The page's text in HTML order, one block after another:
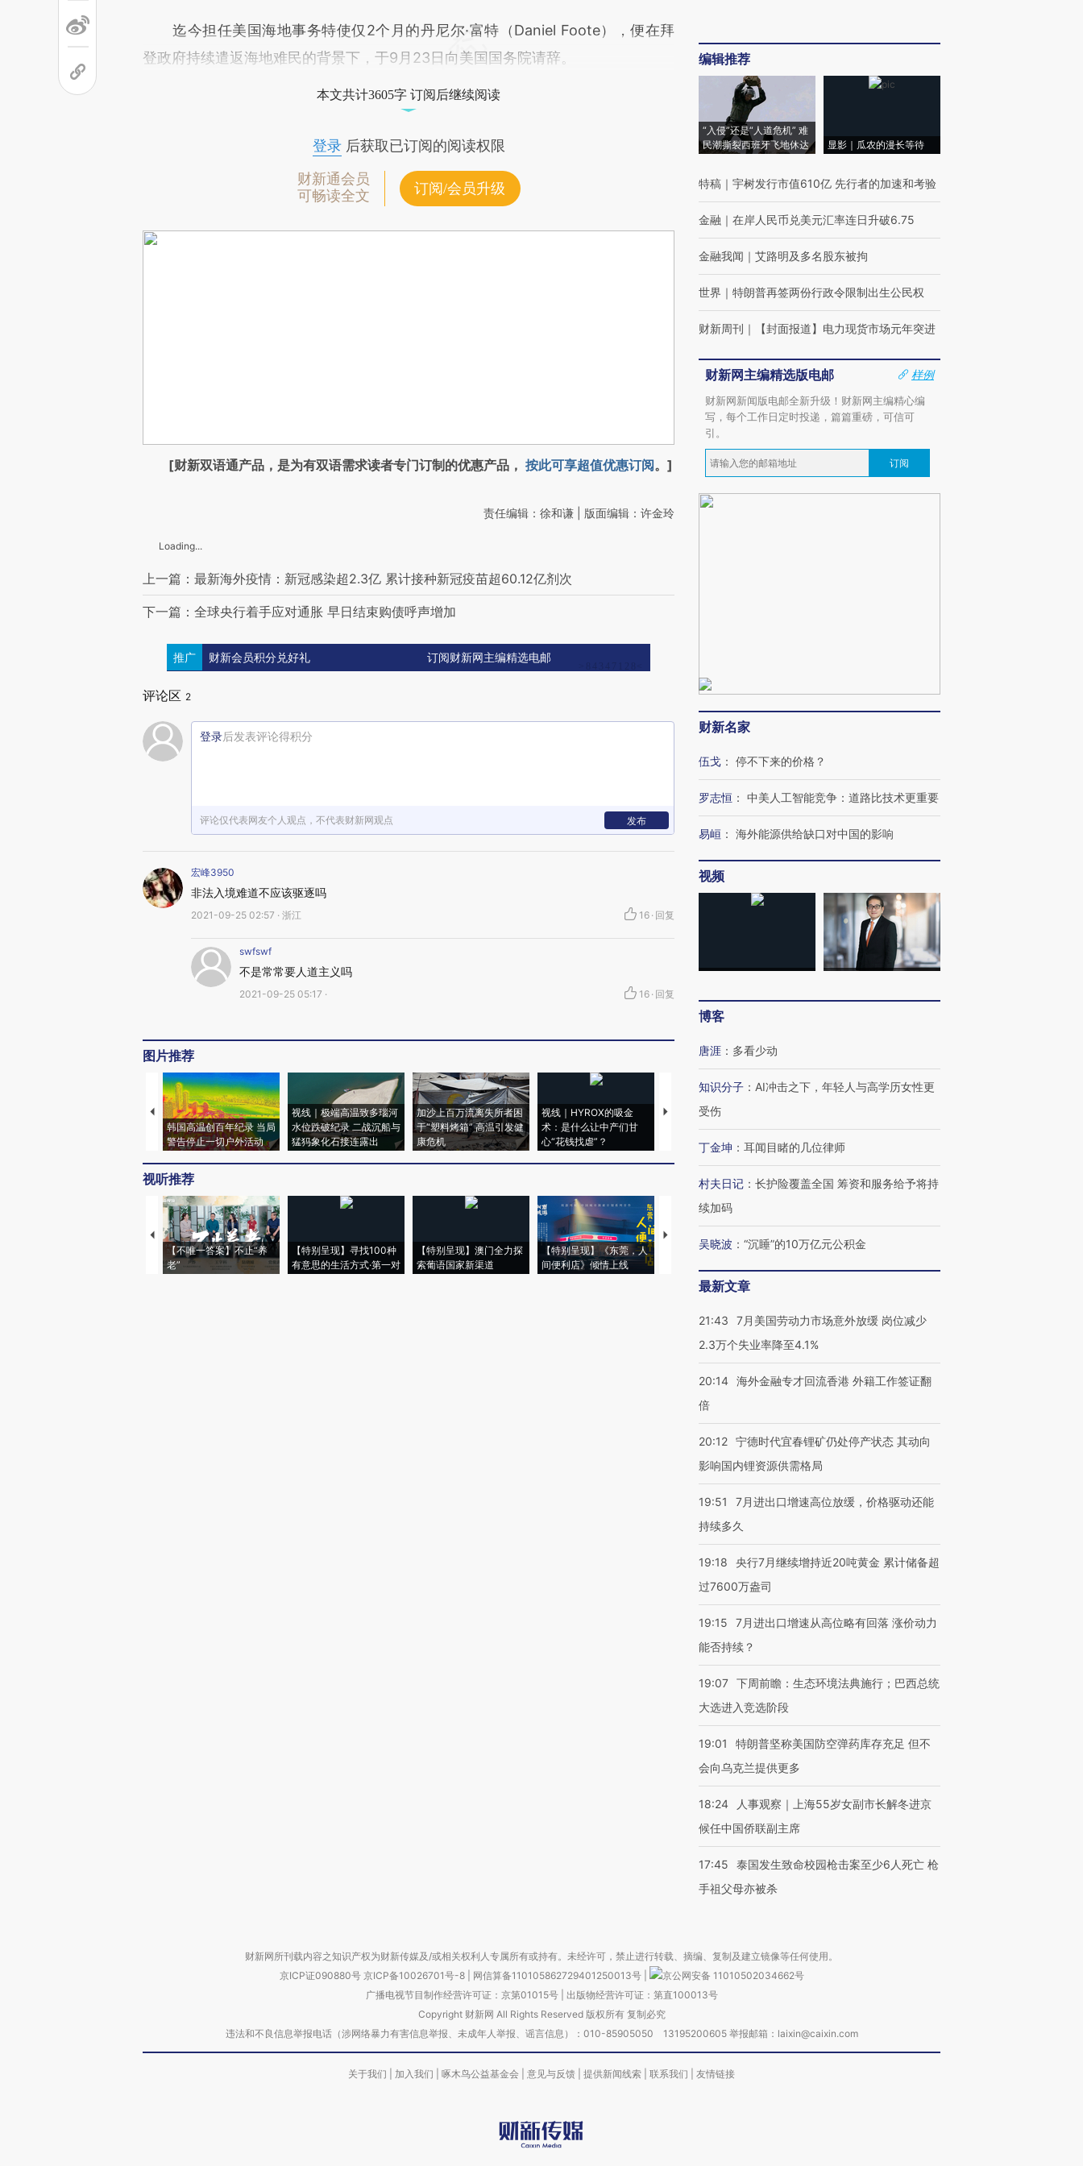
迄今担任美国海地事务特使仅2个月的丹尼尔·富特（Daniel Foote），便在拜
登政府持续遣返海地难民的背景下，于9月23日向美国国务院请辞。
本文共计3605字 订阅后继续阅读
登录后获取已订阅的阅读权限
财新通会员
可畅读全文
订阅/会员升级
[财新双语通产品，是为有双语需求读者专门订制的优惠产品， 按此可享超值优惠订阅。]
责任编辑：徐和谦 | 版面编辑：许金玲
Loading...
上一篇：最新海外疫情：新冠感染超2.3亿 累计接种新冠疫苗超60.12亿剂次
下一篇：全球央行着手应对通胀 早日结束购债呼声增加
推广 财新会员积分兑好礼 订阅财新网主编精选电邮
评论区 2
登录后发表评论得积分
评论仅代表网友个人观点，不代表财新网观点 发布
宏峰3950
非法入境难道不应该驱逐吗
2021-09-25 02:57 · 浙江 16 · 回复
swfswf
不是常常要人道主义吗
2021-09-25 05:17 · 16 · 回复
图片推荐
韩国高温创百年纪录 当局
警告停止一切户外活动
视线｜极端高温致多瑙河
水位跌破纪录 二战沉船与
猛犸象化石接连露出
加沙上百万流离失所者困
于“塑料烤箱” 高温引发健
康危机
视线｜HYROX的吸金
术：是什么让中产们甘
心“花钱找虐”？
马航飞行员跨国走私7万
粒摇头丸 尿检体内含3种
度Z世代 用街头抗争将教
育部长拱下台
机”？难民潮撕裂西班牙
视听推荐
【不唯一答案】不止“养
老”
【特别呈现】寻找100种
有意思的生活方式·第一对
【特别呈现】澳门全力探
索葡语国家新渠道
【特别呈现】《东莞，人
间便利店》倾情上线
【推广】走进第四届链博
会，让数智科技“链”接产
【特别呈现】寻找100种
编辑推荐
“入侵”还是“人道危机” 难
民潮撕裂西班牙飞地休达
显影｜瓜农的漫长等待
特稿 ｜ 宇树发行市值610亿 先行者的加速和考验
金融 ｜ 在岸人民币兑美元汇率连日升破6.75
金融我闻 ｜ 艾路明及多名股东被拘
世界 ｜ 特朗普再签两份行政令限制出生公民权
财新周刊 ｜ 【封面报道】电力现货市场元年突进
财新网主编精选版电邮
样例
财新网新闻版电邮全新升级！财新网主编精心编
写，每个工作日定时投递，篇篇重磅，可信可
引。
订阅
财新名家
伍戈 ： 停不下来的价格？
罗志恒 ： 中美人工智能竞争：道路比技术更重要
易峘 ： 海外能源供给缺口对中国的影响
视频
博客
唐涯 ： 多看少动
知识分子 ： AI冲击之下，年轻人与高学历女性更
受伤
丁金坤 ： 耳闻目睹的几位律师
村夫日记 ： 长护险覆盖全国 筹资和服务给予将持
续加码
吴晓波 ： “沉睡”的10万亿元公积金
最新文章
21:43
7月美国劳动力市场意外放缓 岗位减少
2.3万个失业率降至4.1%
20:14 海外金融专才回流香港 外籍工作签证翻
倍
20:12 宁德时代宜春锂矿仍处停产状态 其动向
影响国内锂资源供需格局
19:51
7月进出口增速高位放缓，价格驱动还能
持续多久
19:18
央行7月继续增持近20吨黄金 累计储备超
过7600万盎司
19:15
7月进出口增速从高位略有回落 涨价动力
能否持续？
19:07 下周前瞻：生态环境法典施行；巴西总统
大选进入竞选阶段
19:01
特朗普坚称美国防空弹药库存充足 但不
会向乌克兰提供更多
18:24
人事观察｜上海55岁女副市长解冬进京
候任中国侨联副主席
17:45
泰国发生致命校园枪击案至少6人死亡 枪
手祖父母亦被杀
财新网所刊载内容之知识产权为财新传媒及/或相关权利人专属所有或持有。未经许可，禁止进行转载、摘编、复制及建立镜像等任何使用。
京ICP证090880号 京ICP备10026701号-8 网信算备110105862729401250013号
京公网安备 11010502034662号
广播电视节目制作经营许可证：京第01015号| 出版物经营许可证：第直100013号
Copyright 财新网 All Rights Reserved 版权所有 复制必究
违法和不良信息举报电话（涉网络暴力有害信息举报、未成年人举报、谣言信息）：010-85905050 13195200605 举报邮箱：laixin@caixin.com
关于我们 加入我们 啄木鸟公益基金会 意见与反馈 提供新闻线索 联系我们 友情链接